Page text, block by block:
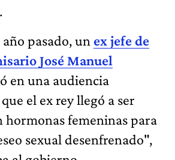
pasado, un ex jefe de
José Manuel
en una audiencia
el ex rey llegó a ser
hormonas femeninas para
sexual desenfrenado",